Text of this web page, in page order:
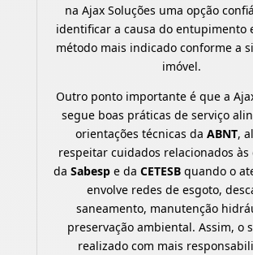
na Ajax Soluções uma opção
identificar a causa do entupimento
método mais indicado conforme a
imóvel.
Outro ponto importante é que a
segue boas práticas de serviço
orientações técnicas da ABNT,
respeitar cuidados relacionados
daSabesp e daCETESB quando o
envolve redes de esgoto,
saneamento, manutenção
preservação ambiental. Assim, o
realizado com mais